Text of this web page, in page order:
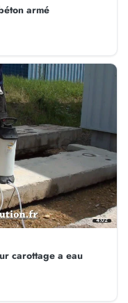
armé
4:02
carottage a eau